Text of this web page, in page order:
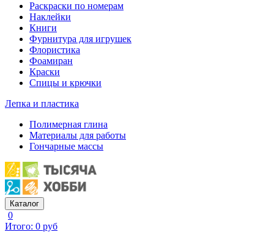
Раскраски по номерам
Наклейки
Книги
Фурнитура для игрушек
Флористика
Фоамиран
Краски
Спицы и крючки
Лепка и пластика
Полимерная глина
Материалы для работы
Гончарные массы
Каталог
0
Итого: 0 руб